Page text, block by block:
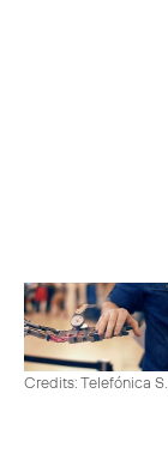
Credits: Telefónica